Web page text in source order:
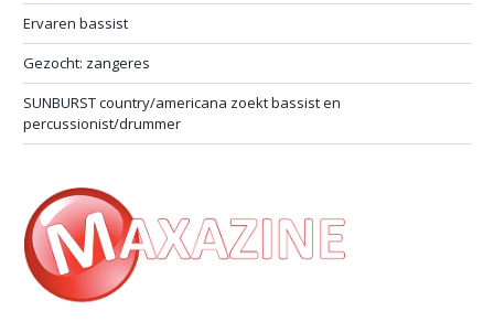
Ervaren bassist
Gezocht: zangeres
SUNBURST country/americana zoekt bassist en
percussionist/drummer